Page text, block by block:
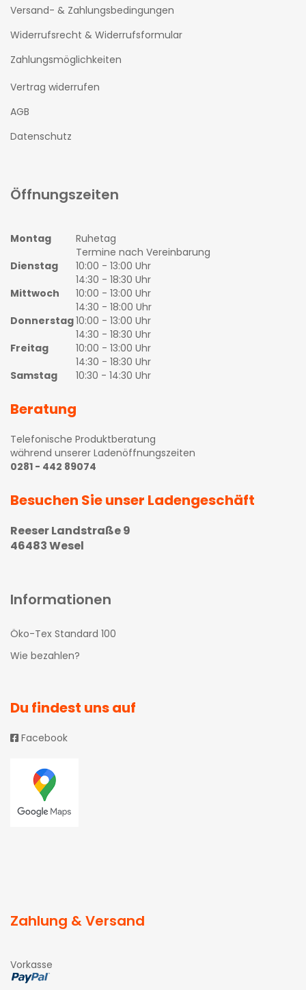
Versand- & Zahlungsbedingungen
Widerrufsrecht & Widerrufsformular
Zahlungsmöglichkeiten
Vertrag widerrufen
AGB
Datenschutz
Öffnungszeiten
Montag
Ruhetag
Termine nach Vereinbarung
Dienstag
10:00 - 13:00 Uhr
14:30 - 18:30 Uhr
Mittwoch
10:00 - 13:00 Uhr
14:30 - 18:00 Uhr
Donnerstag10:00 - 13:00 Uhr
14:30 - 18:30 Uhr
Freitag
10:00 - 13:00 Uhr
14:30 - 18:30 Uhr
Samstag
10:30 - 14:30 Uhr
Beratung
Telefonische Produktberatung
während unserer Ladenöffnungszeiten
0281 - 442 89074
Besuchen Sie unser Ladengeschäft
Reeser Landstraße 9
46483 Wesel
Informationen
Öko-Tex Standard 100
Wie bezahlen?
Du findest uns auf
Facebook
Zahlung & Versand
Vorkasse